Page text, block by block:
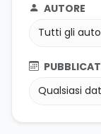
AUTORE